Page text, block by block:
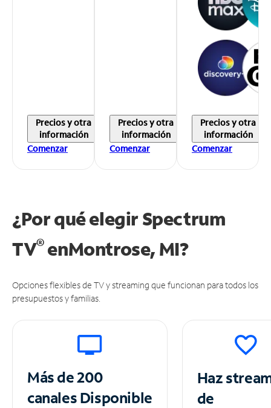
Precios y otra
información
Comenzar
Precios y otra
información
Comenzar
Precios y otra
información
Comenzar
¿Por qué elegir Spectrum
TV®enMontrose, MI?
Opciones flexibles de TV y streaming que funcionan para todos los
presupuestos y familias.
Más de 200
canalesDisponible
Haz
de